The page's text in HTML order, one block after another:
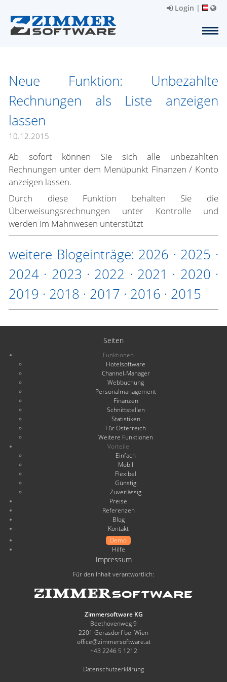
Login |
Neue Funktion: Unbezahlte
Rechnungen als Liste anzeigen
lassen
10.12.2015
Ab sofort können Sie sich alle unbezahlten
Rechnungen unter dem Menüpunkt Finanzen / Konto
anzeigen lassen.
Durch diese Funktion behalten Sie die
Überweisungsrechnungen unter Kontrolle und
werden im Mahnwesen unterstützt
weitere Blogeinträge: 2026 · 2025 ·
2024 · 2023 · 2022 · 2021 · 2020 ·
2019 · 2018 · 2017 · 2016 · 2015
Seiten
Funktionen
Hotelsoftware
Channel-Manager
Webbuchung
Personalmanagement
Finanzen
Schnittstellen
Statistiken
Für Österreich
Weitere Funktionen
Vorteile
Einfach
Mobil
Flexibel
Günstig
Zuverlässig
Preise
Referenzen
Blog
Kontakt
Demo
Hilfe
Impressum
Für den Inhalt verantwortlich:
Zimmersoftware KG
Beethovenweg 9
2201 Gerasdorf bei Wien
office@zimmersoftware.at
+43 2246 5 1212
Datenschutzerklärung